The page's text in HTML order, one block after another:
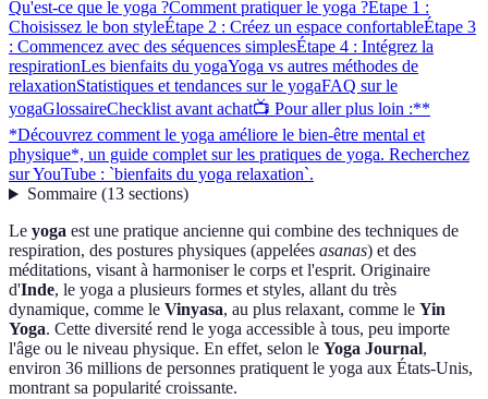
Qu'est-ce que le yoga ?Comment pratiquer le yoga ?Étape 1 :
Choisissez le bon styleÉtape 2 : Créez un espace confortableÉtape 3
: Commencez avec des séquences simplesÉtape 4 : Intégrez la
respirationLes bienfaits du yogaYoga vs autres méthodes de
relaxationStatistiques et tendances sur le yogaFAQ sur le
yogaGlossaireChecklist avant achat📺 Pour aller plus loin :**
*Découvrez comment le yoga améliore le bien-être mental et
physique*, un guide complet sur les pratiques de yoga. Recherchez
sur YouTube : `bienfaits du yoga relaxation`.
Sommaire(13 sections)
Le yoga est une pratique ancienne qui combine des techniques de
respiration, des postures physiques (appelées asanas) et des
méditations, visant à harmoniser le corps et l'esprit. Originaire
d'Inde, le yoga a plusieurs formes et styles, allant du très
dynamique, comme le Vinyasa, au plus relaxant, comme le Yin
Yoga. Cette diversité rend le yoga accessible à tous, peu importe
l'âge ou le niveau physique. En effet, selon le Yoga Journal,
environ 36 millions de personnes pratiquent le yoga aux États-Unis,
montrant sa popularité croissante.